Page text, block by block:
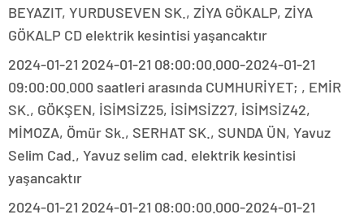
BEYAZIT, YURDUSEVEN SK., ZİYA GÖKALP, ZİYA
GÖKALP CD elektrik kesintisi yaşancaktır
2024-01-21 2024-01-21 08:00:00.000-2024-01-21
09:00:00.000 saatleri arasında CUMHURİYET; , EMİR
SK., GÖKŞEN, İSİMSİZ25, İSİMSİZ27, İSİMSİZ42,
MİMOZA, Ömür Sk., SERHAT SK., SUNDA ÜN, Yavuz
Selim Cad., Yavuz selim cad. elektrik kesintisi
yaşancaktır
2024-01-21 2024-01-21 08:00:00.000-2024-01-21